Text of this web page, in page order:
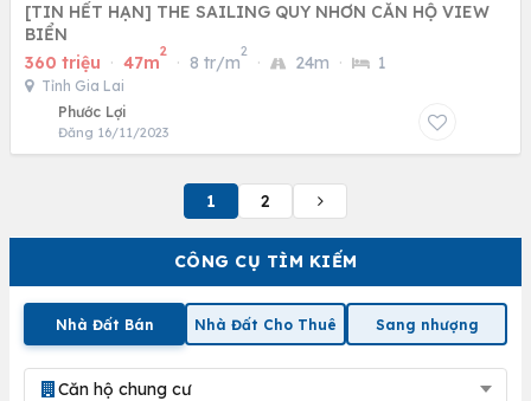
CÔNG CỤ TÌM KIẾM
Nhà Đất Bán Nhà Đất Cho Thuê Sang nhượng
Căn hộ chung cư
[TIN HẾT HẠN] THE SAILING QUY NHƠN CĂN HỘ VIEW
BIỂN
360 triệu · 47m
2
· 8 tr/m
2
· 24m · 1
Tỉnh Gia Lai
Phước Lợi
Đăng 16/11/2023
1 2